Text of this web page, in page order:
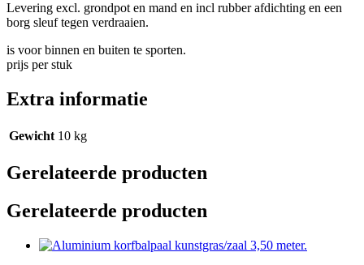
Levering excl. grondpot en mand en incl rubber afdichting en een
borg sleuf tegen verdraaien.
is voor binnen en buiten te sporten.
prijs per stuk
Extra informatie
Gewicht 10 kg
Gerelateerde producten
Gerelateerde producten